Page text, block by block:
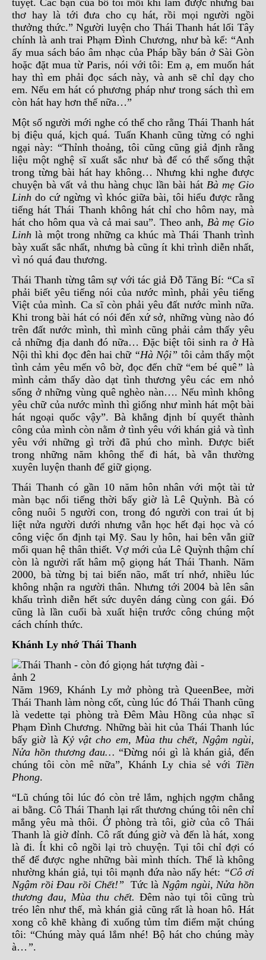
thơ hay là tới đưa cho cụ hát, rồi mọi người ngồi
thưởng thức.” Người luyện cho Thái Thanh hát lối Tây
chính là anh trai Phạm Đình Chương, như bà kể: “Anh
ấy mua sách báo âm nhạc của Pháp bầy bán ở Sài Gòn
hoặc đặt mua từ Paris, nói với tôi: Em ạ, em muốn hát
hay thì em phải đọc sách này, và anh sẽ chỉ dạy cho
em. Nếu em hát có phương pháp như trong sách thì em
còn hát hay hơn thế nữa…”
Một số người mới nghe có thể cho rằng Thái Thanh hát
bị điệu quá, kịch quá. Tuấn Khanh cũng từng có nghi
ngại này: “Thỉnh thoảng, tôi cũng cũng giả định rằng
liệu một nghệ sĩ xuất sắc như bà để có thể sống thật
trong từng bài hát hay không… Nhưng khi nghe được
chuyện bà vất vả thu hàng chục lần bài hát Bà mẹ Gio
Linh do cứ ngừng vì khóc giữa bài, tôi hiểu được rằng
tiếng hát Thái Thanh không hát chỉ cho hôm nay, mà
hát cho hôm qua và cả mai sau”. Theo anh, Bà mẹ Gio
Linh là một trong những ca khúc mà Thái Thanh trình
bày xuất sắc nhất, nhưng bà cũng ít khi trình diễn nhất,
vì nó quá đau thương.
Thái Thanh từng tâm sự với tác giả Đỗ Tăng Bí: “Ca sĩ
phải biết yêu tiếng nói của nước mình, phải yêu tiếng
Việt của mình. Ca sĩ còn phải yêu đất nước mình nữa.
Khi trong bài hát có nói đến xứ sở, những vùng nào đó
trên đất nước mình, thì mình cũng phải cảm thấy yêu
cả những địa danh đó nữa… Đặc biệt tôi sinh ra ở Hà
Nội thì khi đọc đên hai chữ “Hà Nội” tôi cảm thấy một
tình cảm yêu mến vô bờ, đọc đến chữ “em bé quê” là
mình cảm thấy dào dạt tình thương yêu các em nhỏ
sống ở những vùng quê nghèo nàn…. Nếu mình không
yêu chữ của nước mình thì giống như mình hát một bài
hát ngoại quốc vậy”. Bà khẳng định bí quyết thành
công của mình còn nằm ở tình yêu với khán giả và tình
yêu với những gì trời đã phú cho mình. Được biết
trong những năm không thể đi hát, bà vẫn thường
xuyên luyện thanh để giữ giọng.
Thái Thanh có gần 10 năm hôn nhân với một tài tử
màn bạc nổi tiếng thời bấy giờ là Lê Quỳnh. Bà có
công nuôi 5 người con, trong đó người con trai út bị
liệt nửa người dưới nhưng vẫn học hết đại học và có
công việc ổn định tại Mỹ. Sau ly hôn, hai bên vẫn giữ
mối quan hệ thân thiết. Vợ mới của Lê Quỳnh thậm chí
còn là người rất hâm mộ giọng hát Thái Thanh. Năm
2000, bà từng bị tai biến não, mất trí nhớ, nhiều lúc
không nhận ra người thân. Nhưng tới 2004 bà lên sân
khấu trình diễn hết sức duyên dáng cùng con gái. Đó
cũng là lần cuối bà xuất hiện trước công chúng một
cách chính thức.
Khánh Ly nhớ Thái Thanh
Năm 1969, Khánh Ly mở phòng trà QueenBee, mời
Thái Thanh làm nòng cốt, cùng lúc đó Thái Thanh cũng
là vedette tại phòng trà Đêm Màu Hồng của nhạc sĩ
Phạm Đình Chương. Những bài hit của Thái Thanh lúc
bấy giờ là Kỷ vật cho em, Mùa thu chết, Ngậm ngùi,
Nửa hồn thương đau… “Đừng nói gì là khán giả, đến
chúng tôi còn mê nữa”, Khánh Ly chia sẻ với Tiền
Phong.
“Lũ chúng tôi lúc đó còn trẻ lắm, nghịch ngợm chẳng
ai bằng. Cô Thái Thanh lại rất thương chúng tôi nên chỉ
mắng yêu mà thôi. Ở phòng trà tôi, giờ của cô Thái
Thanh là giờ đỉnh. Cô rất đúng giờ và đến là hát, xong
là đi. Ít khi cô ngồi lại trò chuyện. Tụi tôi chỉ đợi có
thế để được nghe những bài mình thích. Thế là không
nhường khán giả, tụi tôi mạnh đứa nào nấy hét: “Cô ơi
Ngậm rồi Đau rồi Chết!” Tức là Ngậm ngùi, Nửa hồn
thương đau, Mùa thu chết. Đêm nào tụi tôi cũng trù
tréo lên như thế, mà khán giả cũng rất là hoan hô. Hát
xong cô khẽ khàng đi xuống tủm tỉm điểm mặt chúng
tôi: “Chúng mày quá lắm nhé! Bộ hát cho chúng mày
à… ”.